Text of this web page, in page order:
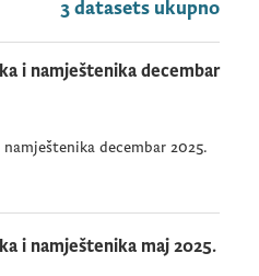
3 datasets ukupno
i namještenika decembar
decembar 2025.
i namještenika maj 2025.